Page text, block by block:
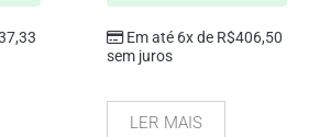
Em até 6x de R$406,50
sem juros
LER MAIS